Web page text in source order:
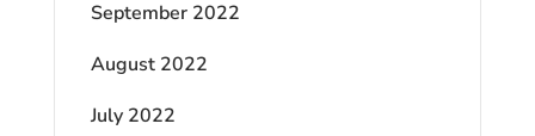
September 2022
August 2022
July 2022